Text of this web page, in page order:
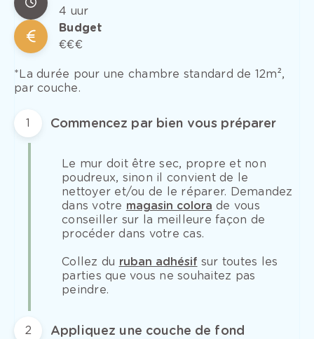
4 uur
Budget
€€€
*La durée pour une chambre standard de 12m²,
par couche.
1 Commencez par bien vous préparer
Le mur doit être sec, propre et non
poudreux, sinon il convient de le
nettoyer et/ou de le réparer. Demandez
dans votre magasin colora de vous
conseiller sur la meilleure façon de
procéder dans votre cas.
Collez du ruban adhésif sur toutes les
parties que vous ne souhaitez pas
peindre.
2
Appliquez une couche de fond